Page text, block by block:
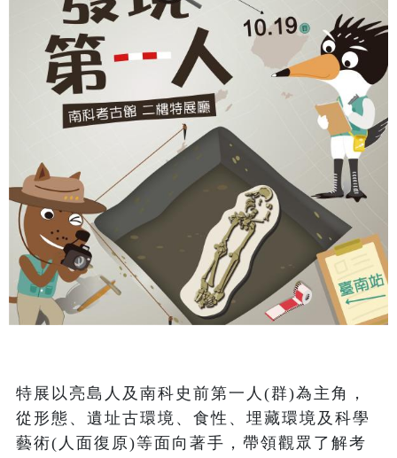
特展以亮島人及南科史前第一人(群)為主角，
從形態、遺址古環境、食性、埋藏環境及科學
藝術(人面復原)等面向著手，帶領觀眾了解考